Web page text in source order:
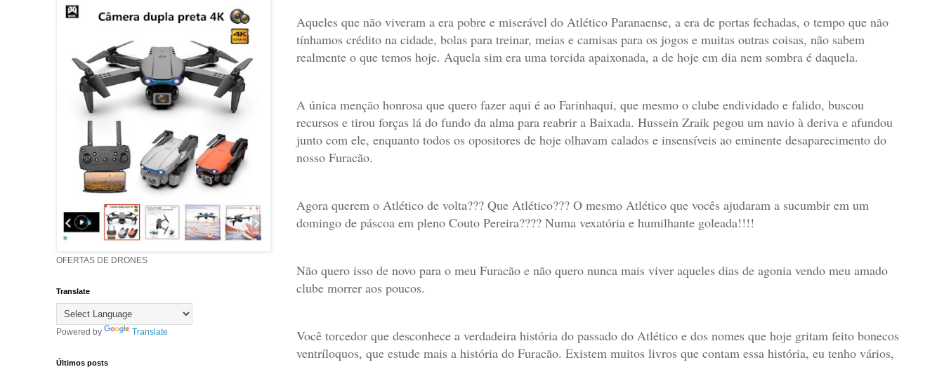
Aqueles que não viveram a era pobre e miserável do Atlético Paranaense, a era de portas fechadas, o tempo que não
tínhamos crédito na cidade, bolas para treinar, meias e camisas para os jogos e muitas outras coisas, não sabem
realmente o que temos hoje. Aquela sim era uma torcida apaixonada, a de hoje em dia nem sombra é daquela.
A única menção honrosa que quero fazer aqui é ao Farinhaqui, que mesmo o clube endividado e falido, buscou
recursos e tirou forças lá do fundo da alma para reabrir a Baixada. Hussein Zraik pegou um navio à deriva e afundou
junto com ele, enquanto todos os opositores de hoje olhavam calados e insensíveis ao eminente desaparecimento do
nosso Furacão.
Agora querem o Atlético de volta??? Que Atlético??? O mesmo Atlético que vocês ajudaram a sucumbir em um
domingo de páscoa em pleno Couto Pereira???? Numa vexatória e humilhante goleada!!!!
Não quero isso de novo para o meu Furacão e não quero nunca mais viver aqueles dias de agonia vendo meu amado
clube morrer aos poucos.
Você torcedor que desconhece a verdadeira história do passado do Atlético e dos nomes que hoje gritam feito bonecos
ventríloquos, que estude mais a história do Furacão. Existem muitos livros que contam essa história, eu tenho vários,
OFERTAS DE DRONES
Translate
Powered by Translate
Últimos posts